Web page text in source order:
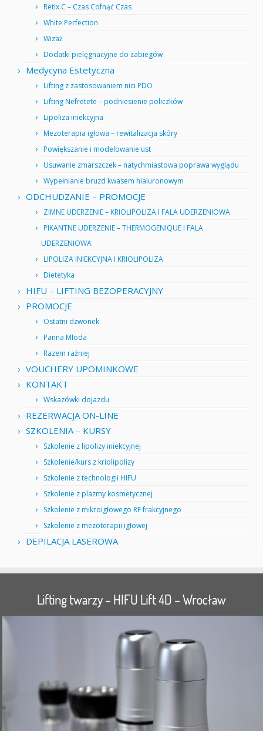
Retix.C – Czas Cofnąć Czas
White Perfection
Wizaż
Dodatki pielęgnacyjne do zabiegów
Medycyna Estetyczna
Lifting z zastosowaniem nici PDO
Lifting Nefretete – podniesienie policzków
Lipoliza iniekcyjna
Mezoterapia igłowa – rewitalizacja skóry
Powiększanie i modelowanie ust
Usuwanie zmarszczek – natychmiastowa poprawa wyglądu
Wypełnianie bruzd kwasem hialuronowym
ODCHUDZANIE – PROMOCJE
ZIMNE UDERZENIE – KRIOLIPOLIZA I FALA UDERZENIOWA
PIKANTNE UDERZENIE – THERMOGENIQUE I FALA
UDERZENIOWA
LIPOLIZA INIEKCYJNA I KRIOLIPOLIZA
Dietetyka
HIFU – LIFTING BEZOPERACYJNY
PROMOCJE
Ostatni dzwonek
Panna Młoda
Razem raźniej
VOUCHERY UPOMINKOWE
KONTAKT
Wskazówki dojazdu
REZERWACJA ON-LINE
SZKOLENIA – KURSY
Szkolenie z lipolizy iniekcyjnej
Szkolenie/kurs z kriolipolizy
Szkolenie z technologii HIFU
Szkolenie z plazmy kosmetycznej
Szkolenie z mikroigłowego RF frakcyjnego
Szkolenie z mezoterapii igłowej
DEPILACJA LASEROWA
Lifting twarzy – HIFU Lift 4D – Wrocław